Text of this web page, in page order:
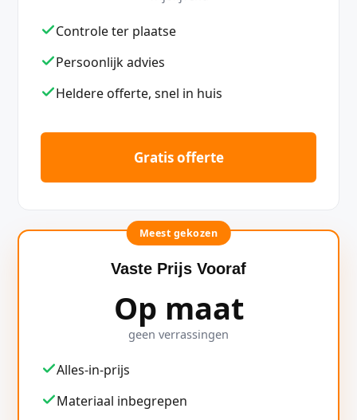
Controle ter plaatse
Persoonlijk advies
Heldere offerte, snel in huis
Gratis offerte
Meest gekozen
Vaste Prijs Vooraf
Op maat
geen verrassingen
Alles-in-prijs
Materiaal inbegrepen